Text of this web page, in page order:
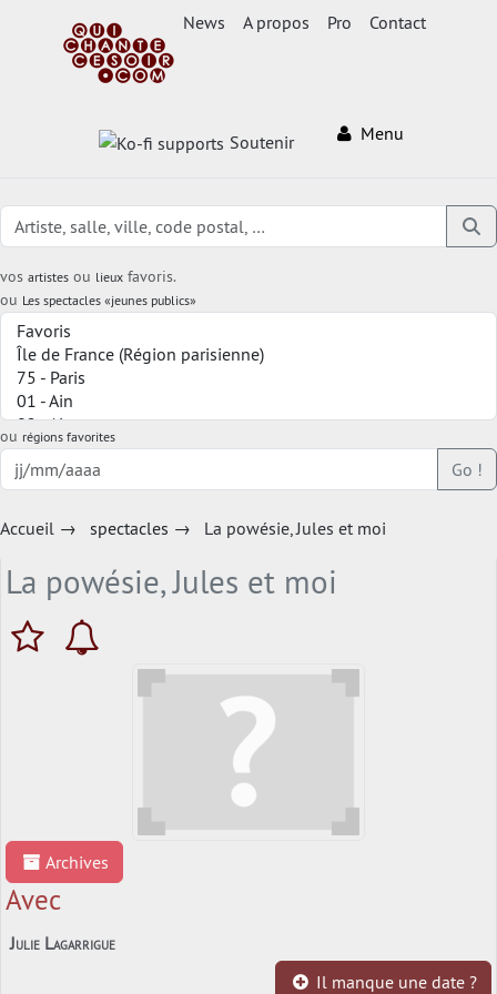
News A propos Pro Contact
Soutenir Menu
vos artistes ou lieux favoris.
ou Les spectacles «jeunes publics»
ou régions favorites
Go !
Accueil → spectacles → La powésie, Jules et moi
La powésie, Jules et moi
Archives
Avec
Julie Lagarrigue
Il manque une date ?